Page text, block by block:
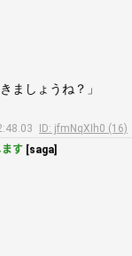
ましょうね？」
ID: jfmNqXIh0 (16)
す [saga]